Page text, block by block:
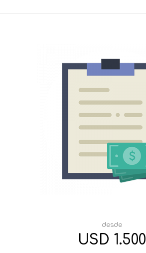
desde
USD 1.500